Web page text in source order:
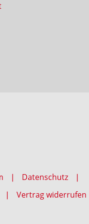
Datenschutz
Vertrag widerrufen